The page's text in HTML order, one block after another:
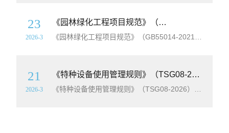
23
2026-3
《园林绿化工程项目规范》（GB55014-2021）【全文附高清无水印PDF+
21
2026-3
《特种设备使用管理规则》（TSG08-2026）【全文附高清无水印PDF+Word版下载】